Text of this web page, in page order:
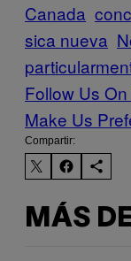
Canada
sica nueva
Follow Us
Make Us
Compartir:
MÁS